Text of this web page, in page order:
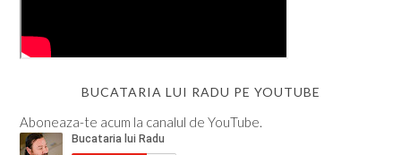
BUCATARIA LUI RADU PE YOUTUBE
Aboneaza-te acum la canalul de YouTube.